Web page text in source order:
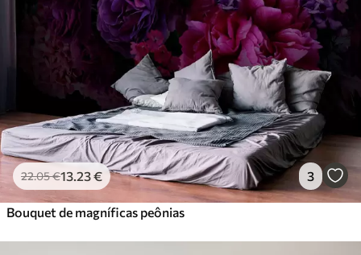
22.05€13 .23€ 3
Bouquet de magníficas peônias